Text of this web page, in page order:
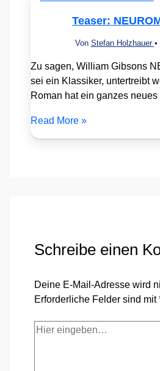
Teaser:
Von Stefan Holzhauer •
Zu sagen, William Gibsons
sei ein Klassiker, untertreibt
Roman hat ein ganzes
Read More »
Schreibe einen
Deine E-Mail-Adresse wird
Erforderliche Felder sind mit
Hier